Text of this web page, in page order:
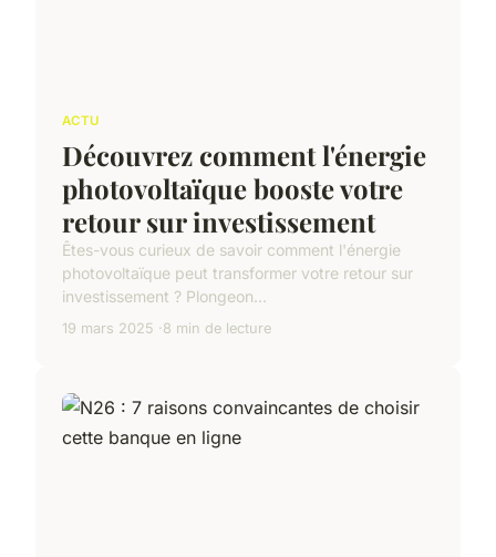
ACTU
Découvrez comment l'énergie
photovoltaïque booste votre
retour sur investissement
Êtes-vous curieux de savoir comment l'énergie
photovoltaïque peut transformer votre retour sur
investissement ? Plongeon...
19 mars 2025 8 min de lecture